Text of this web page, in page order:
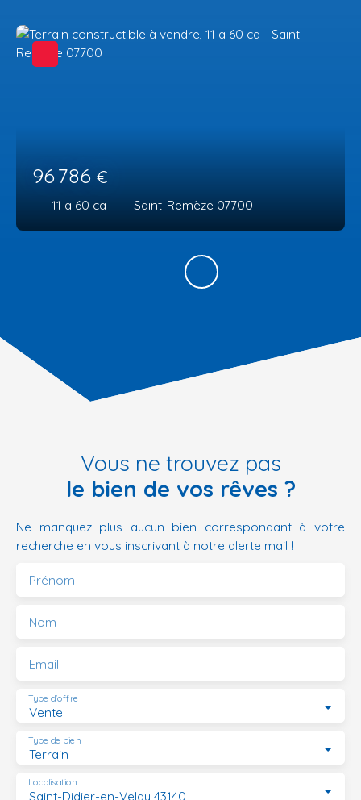
96 786 €
11 a 60 ca Saint-Remèze 07700
Vous ne trouvez pas
le bien de vos rêves ?
Ne manquez plus aucun bien correspondant à votre
recherche en vous inscrivant à notre alerte mail !
Prénom
Nom
Email
Vente
Type d'offre
Terrain
Type de bien
Saint-Didier-en-Velay 43140
Localisation